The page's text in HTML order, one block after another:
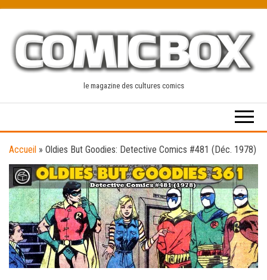
content
le magazine des cultures comics
Accueil » Oldies But Goodies: Detective Comics #481 (Déc. 1978)